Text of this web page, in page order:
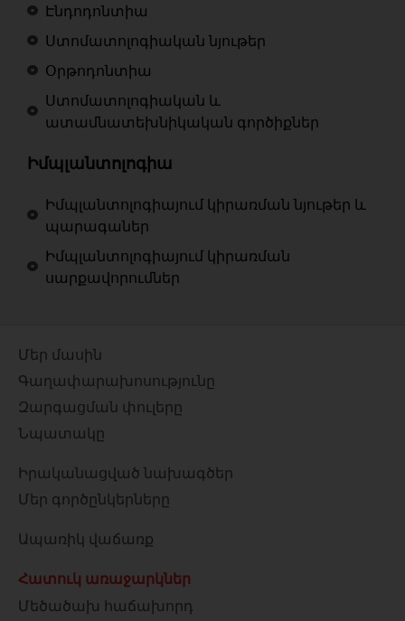
Էնդոդոնտիա
Ստոմատոլոգիական նյութեր
Օրթոդոնտիա
Ստոմատոլոգիական և
ատամնատեխնիկական գործիքներ
Իմպլանտոլոգիա
Իմպլանտոլոգիայում կիրառման նյութեր և
պարագաներ
Իմպլանտոլոգիայում կիրառման
սարքավորումներ
Մեր մասին
Գաղափարախոսությունը
Զարգացման փուլերը
Նպատակը
Իրականացված նախագծեր
Մեր գործընկերները
Ապառիկ վաճառք
Հատուկ առաջարկներ
Մեծածախ հաճախորդ